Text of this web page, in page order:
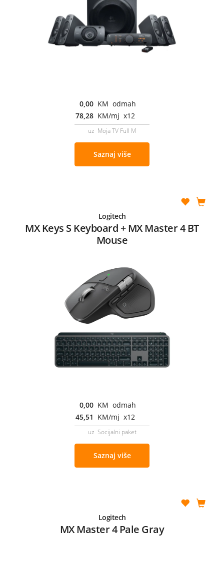
0,00 KM odmah
78,28 KM/mj x12
uz Moja TV Full M
Saznaj više
Logitech
MX Keys S Keyboard + MX Master 4 BT
Mouse
0,00 KM odmah
45,51 KM/mj x12
uz Socijalni paket
Saznaj više
Logitech
MX Master 4 Pale Gray